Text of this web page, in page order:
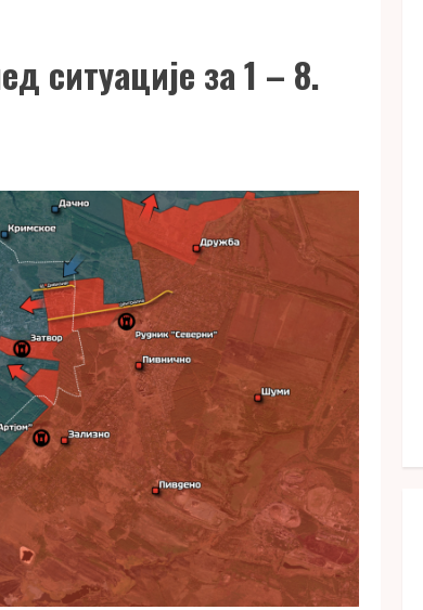
ситуације за 1 – 8.